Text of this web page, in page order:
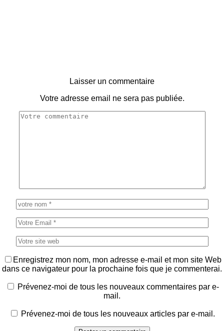
Laisser un commentaire
Votre adresse email ne sera pas publiée.
Enregistrez mon nom, mon adresse e-mail et mon site Web
dans ce navigateur pour la prochaine fois que je commenterai.
Prévenez-moi de tous les nouveaux commentaires par e-
mail.
Prévenez-moi de tous les nouveaux articles par e-mail.